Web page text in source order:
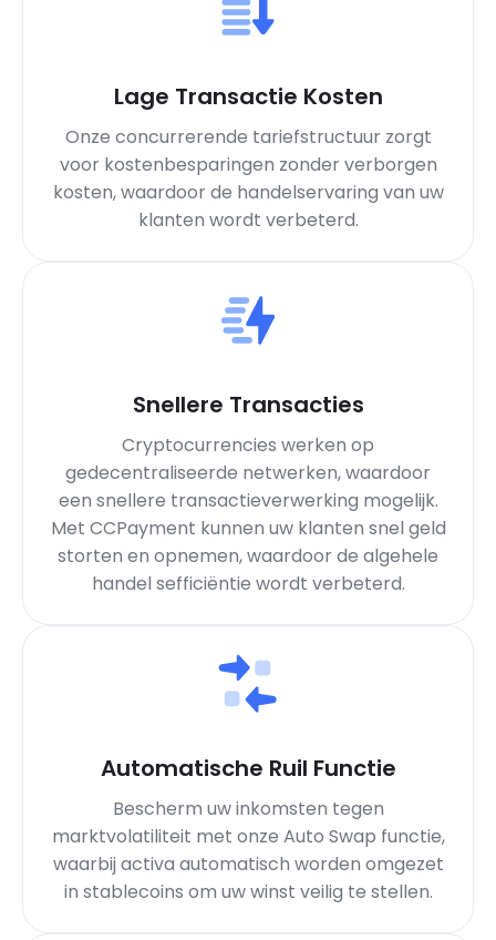
Lage Transactie Kosten
Onze concurrerende tariefstructuur zorgt
voor kostenbesparingen zonder verborgen
kosten, waardoor de handelservaring van uw
klanten wordt verbeterd.
Snellere Transacties
Cryptocurrencies werken op
gedecentraliseerde netwerken, waardoor
een snellere transactieverwerking mogelijk.
Met CCPayment kunnen uw klanten snel geld
storten en opnemen, waardoor de algehele
handel sefficiëntie wordt verbeterd.
Automatische Ruil Functie
Bescherm uw inkomsten tegen
marktvolatiliteit met onze Auto Swap functie,
waarbij activa automatisch worden omgezet
in stablecoins om uw winst veilig te stellen.